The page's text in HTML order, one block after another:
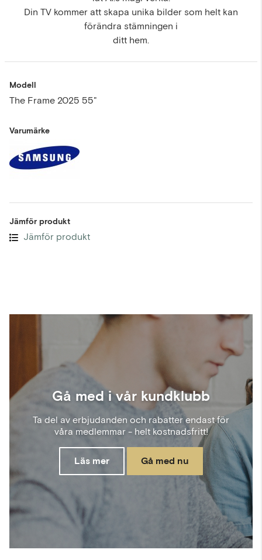
Din TV kommer att skapa unika bilder som helt kan
förändra stämningen i
ditt hem.
Modell
The Frame 2025 55"
Varumärke
Jämför produkt
Jämför produkt
Gå med i vår kundklubb
Ta del av erbjudanden och rabatter endast för
våra medlemmar - helt kostnadsfritt!
Läs mer Gå med nu